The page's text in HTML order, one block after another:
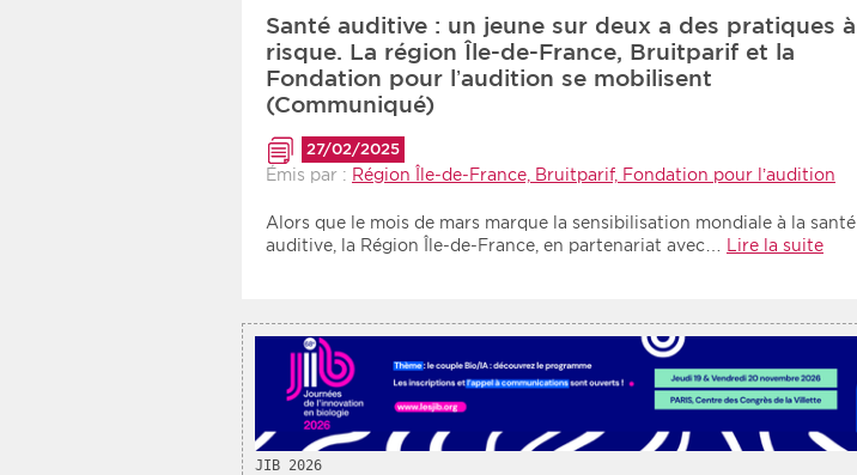
Santé auditive : un jeune sur deux a des pratiques à
risque. La région Île-de-France, Bruitparif et la
Fondation pour l’audition se mobilisent
(Communiqué)
27/02/2025
Émis par : Région Île-de-France, Bruitparif, Fondation pour l’audition
Alors que le mois de mars marque la sensibilisation mondiale à la santé
auditive, la Région Île-de-France, en partenariat avec…
Lire la suite
JIB 2026